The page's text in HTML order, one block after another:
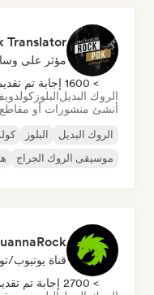
Translator
مؤثر على
> 1600 إجابة تم تقديمها
الروك البديلالبلوز
أنشئ منشورات أو مقاطع
الروك البديل البلوز
موسيقى الروك الجراج
قناة يوتيوب/
> 2700 إجابة تم تقديمها